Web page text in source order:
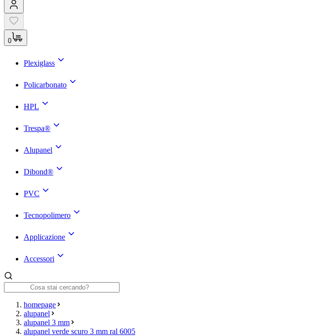
0
Plexiglass
Policarbonato
HPL
Trespa®
Alupanel
Dibond®
PVC
Tecnopolimero
Applicazione
Accessori
homepage
alupanel
alupanel 3 mm
alupanel verde scuro 3 mm ral 6005